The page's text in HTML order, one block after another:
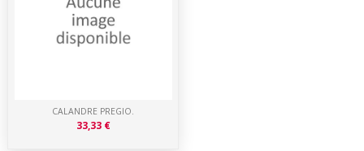
CALANDRE PREGIO.
33,33 €